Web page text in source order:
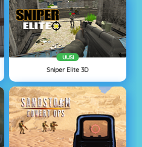
UUSI
Sniper Elite 3D